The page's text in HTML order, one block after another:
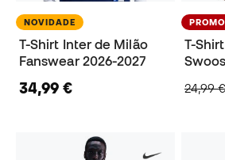
NOVIDADE
T-Shirt Inter de Milão
Fanswear 2026-2027
34,99 €
T-
24,99